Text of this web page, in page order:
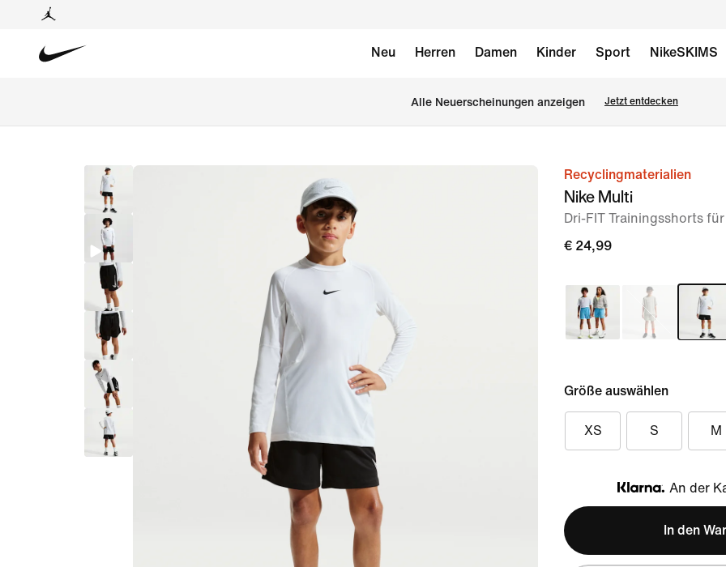
Neu Herren Damen Kinder Sport NikeSKIMS
Alle Neuerscheinungen anzeigen Jetzt entdecken
Bild 1Recyclingmaterialien
Nike Multi
Dri-FIT Trainingsshorts
€ 24,99
Größe auswählen
XS S M
Klarna
An der
In den